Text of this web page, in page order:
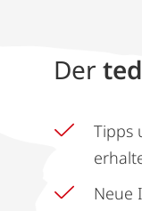
Der
Tipps
Neue